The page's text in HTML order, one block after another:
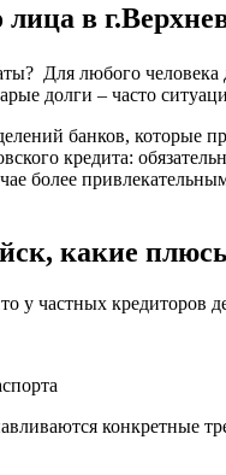
лица в
Для любого
долги – часто
банков, которые
кредита:
более
какие
у частных кредиторов
конкретные